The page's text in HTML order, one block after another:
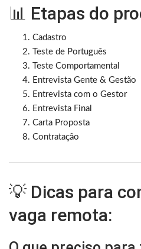
📊 Etapas do
Cadastro
Teste de Português
Teste Comportamental
Entrevista Gente & Gestão
Entrevista com o Gestor
Entrevista Final
Carta Proposta
Contratação
💡 Dicas para
vaga remota: